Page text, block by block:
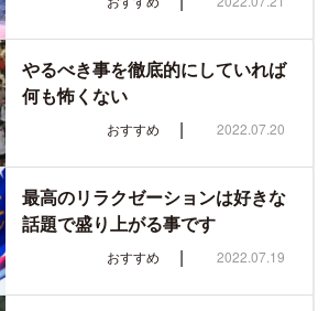
やるべき事を徹底的にしていれば
何も怖くない
おすすめ | 2022.07.20
最高のリラクゼーションは好きな
話題で盛り上がる事です
おすすめ | 2022.07.19